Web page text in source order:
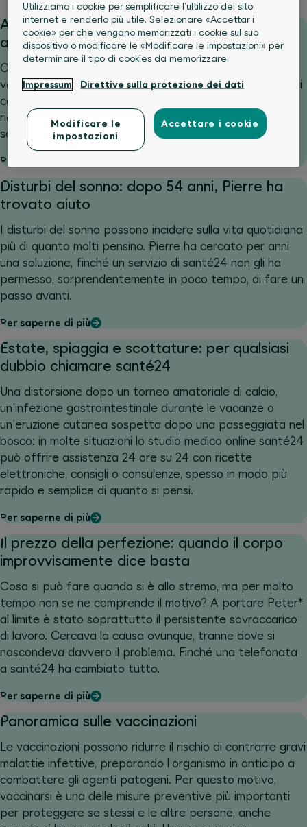
Ammalarsi in vacanza: aspettare o rivolgersi
a un medico?
Cosa fare se ci si ammala all’estero e non si riesce a
valutare la gravità della situazione? È proprio in momenti
come questi che emerge quanto possa essere prezioso
ricevere rapidamente un primo orientamento da
santé24.
Per saperne di più
Disturbi del sonno: dopo 54 anni, Pierre ha
trovato aiuto
I disturbi del sonno possono incidere sulla vita quotidiana
più di quanto molti pensino. Pierre ha cercato per anni
una soluzione, finché un servizio di santé24 non gli ha
permesso, sorprendentemente in poco tempo, di fare un
passo avanti.
Per saperne di più
Estate, spiaggia e scottature: per qualsiasi
dubbio chiamare santé24
Una distorsione dopo un torneo amatoriale di calcio,
un’infezione gastrointestinale durante le vacanze o
un’eruzione cutanea sospetta dopo una passeggiata nel
bosco: in molte situazioni lo studio medico online santé24
può offrire assistenza 24 ore su 24 con ricette
elettroniche, consigli o consulenze, spesso in modo più
rapido e semplice di quanto si pensi.
Per saperne di più
Il prezzo della perfezione: quando il corpo
improvvisamente dice basta
Cosa si può fare quando si è allo stremo, ma per molto
tempo non se ne comprende il motivo? A portare Peter*
al limite è stato soprattutto il persistente sovraccarico
di lavoro. Cercava la causa ovunque, tranne dove si
nascondeva davvero il problema. Finché una telefonata
a santé24 ha cambiato tutto.
Per saperne di più
Panoramica sulle vaccinazioni
Le vaccinazioni possono ridurre il rischio di contrarre gravi
malattie infettive, preparando l’organismo in anticipo a
combattere gli agenti patogeni. Per questo motivo,
vaccinarsi è una delle misure preventive più importanti
per proteggere se stessi e le altre persone, anche
Utilizziamo i cookie per semplificare l’ultilizzo del sito
internet e renderlo più utile. Selezionare «Accettar i
cookie» per che vengano memorizzati i cookie sul suo
dispositivo o modificare le «Modificare le impostazioni» per
determinare il tipo di cookies da memorizzare.
Impressum Direttive sulla protezione dei dati
Modificare le
impostazioni
Accettare i cookie